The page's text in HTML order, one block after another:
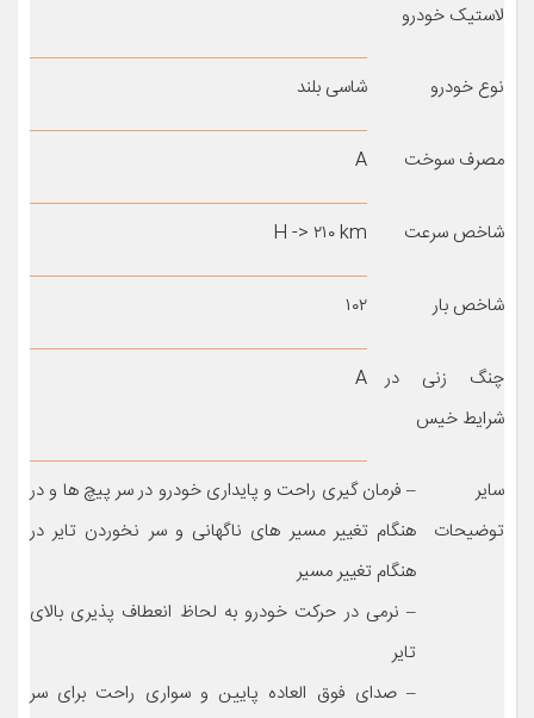
لاستیک خودرو
نوع خودرو شاسی بلند
مصرف سوخت A
شاخص سرعت H -> ۲۱۰ km
شاخص بار ۱۰۲
چنگ زنی در
شرایط خیس
A
سایر
توضیحات
– فرمان گیری راحت و پایداری خودرو در سر پیچ ها و در
هنگام تغییر مسیر های ناگهانی و سر نخوردن تایر در
هنگام تغییر مسیر
– نرمی در حرکت خودرو به لحاظ انعطاف پذیری بالای
تایر
– صدای فوق العاده پایین و سواری راحت برای سر